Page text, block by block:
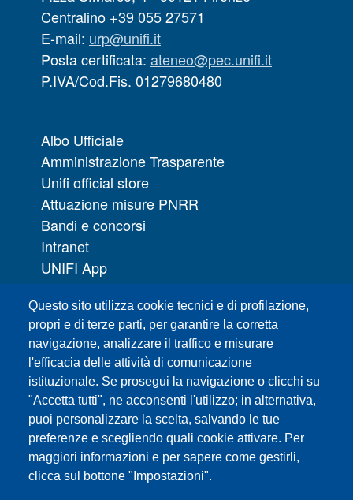
Questo sito utilizza cookie tecnici e di profilazione,
propri e di terze parti, per garantire la corretta
navigazione, analizzare il traffico e misurare
l'efficacia delle attività di comunicazione
istituzionale. Se prosegui la navigazione o clicchi su
"Accetta tutti", ne acconsenti l'utilizzo; in alternativa,
puoi personalizzare la scelta, salvando le tue
preferenze e scegliendo quali cookie attivare. Per
maggiori informazioni e per sapere come gestirli,
clicca sul bottone "Impostazioni".
Centralino +39 055 27571
E-mail: urp@unifi.it
Posta certificata: ateneo@pec.unifi.it
P.IVA/Cod.Fis. 01279680480
Albo Ufficiale
Amministrazione Trasparente
Unifi official store
Attuazione misure PNRR
Bandi e concorsi
Intranet
UNIFI App
URP | Ufficio Relazioni con il Pubblico
Sedi
Mappa del sito
Webmaster e redazione web
Elenco dei siti tematici
Accessibilità
Feed RSS
Note legali del sito